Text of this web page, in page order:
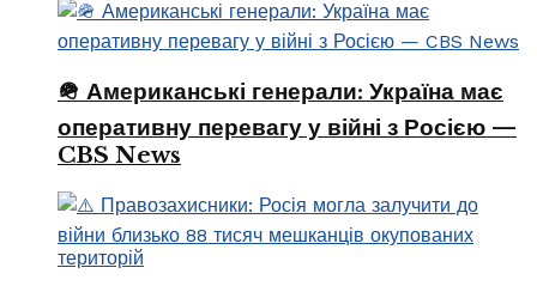
🪖 Американські генерали: Україна має
оперативну перевагу у війні з Росією —
CBS News